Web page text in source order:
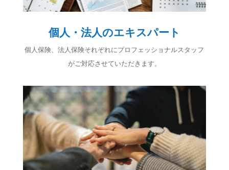
個人・法人のエキスパート
個人保険、法人保険それぞれにプロフェッショナルスタッフ
がご対応させていただきます。